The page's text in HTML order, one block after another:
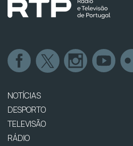
NOTÍCIAS
DESPORTO
TELEVISÃO
RÁDIO